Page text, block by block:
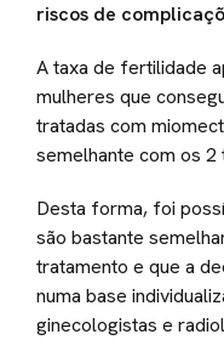
riscos de
A taxa de fertilidade
mulheres que
tratadas com
semelhante com os
Desta forma, foi
são bastante
tratamento e que a
numa base
ginecologistas e